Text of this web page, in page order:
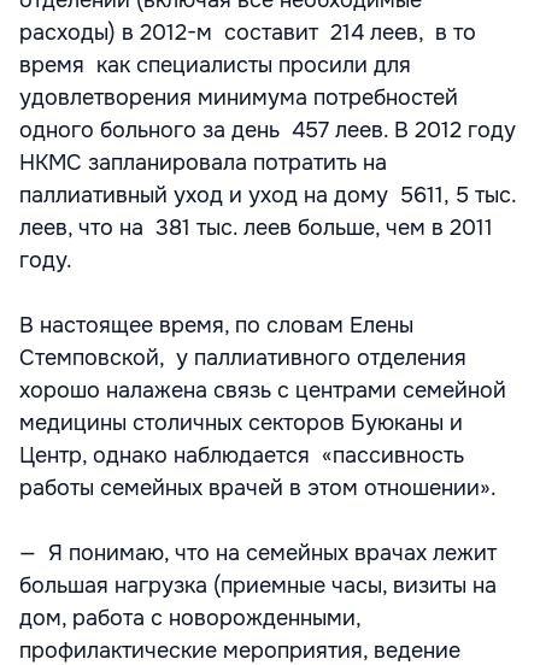
расходы) в 2012-м составит 214 леев, в то
время как специалисты просили для
удовлетворения минимума потребностей
одного больного за день 457 леев. В 2012 году
НКМС запланировала потратить на
паллиативный уход и уход на дому 5611, 5 тыс.
леев, что на 381 тыс. леев больше, чем в 2011
году.
В настоящее время, по словам Елены
Стемповской, у паллиативного отделения
хорошо налажена связь с центрами семейной
медицины столичных секторов Буюканы и
Центр, однако наблюдается «пассивность
работы семейных врачей в этом отношении».
— Я понимаю, что на семейных врачах лежит
большая нагрузка (приемные часы, визиты на
дом, работа с новорожденными,
профилактические мероприятия, ведение